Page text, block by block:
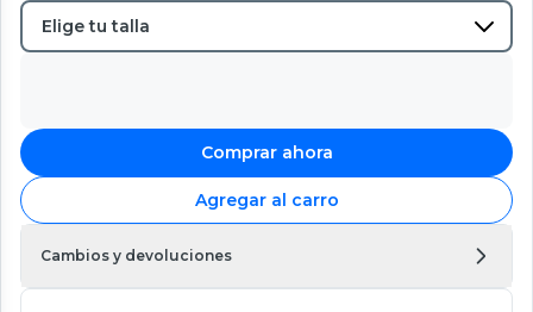
Comprar ahora
Agregar al carro
Cambios y devoluciones